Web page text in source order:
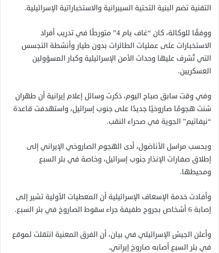
التقنية تضم البنية التحتية السيبرانية والاستخباراتية الإسرائيلية.
ووفقًا للوكالة، كان “غاف يام 4” متورطًا في تدريب أفراد
الاستخبارات على عمليات الطائرات بدون طيار وأنشطة التجسس
التي تُشرف عليها وحدات الأمن الإسرائيلية وكبار المسؤولين
العسكريين.
وفي وقت سابق صباح اليوم، ذكرت وسائل إعلام إيرانية أن طهران
شنت هجومًا صاروخيًا جديدًا على جنوب إسرائيل، واستهدفت قاعدة
“نيفاتيم” الجوية في صحراء النقب.
وبحسب مراسل الأناضول، أدى الهجوم الصاروخي الإيراني إلى
إطلاق صفارات الإنذار جنوب إسرائيل، وخاصة في بئر السبع
ومحيطها.
وأفادت خدمة الإسعاف الإسرائيلية أن المعطيات الأولية تشير إلى
إصابة 6 أشخاص بجروح طفيفة جراء سقوط الصاروخ في بئر السبع.
وأعلن الجيش الإسرائيلي في بيان، أن الفرق المعنية انتقلت لموقع
في بئر السبع أصابه صاروخ إيراني.